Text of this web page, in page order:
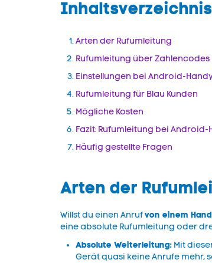
Inhaltsverzeichnis
Arten der Rufumleitung
Rufumleitung über Zahlencodes
Einstellungen bei Android-
Rufumleitung für Blau Kunden
Mögliche Kosten
Fazit: Rufumleitung bei Android-
Häufig gestellte Fragen
Arten der
Willst du einen Anrufvon einem
eine absolute Rufumleitung oder
Absolute Weiterleitung: Mit
Gerät quasi keine Anrufe mehr,